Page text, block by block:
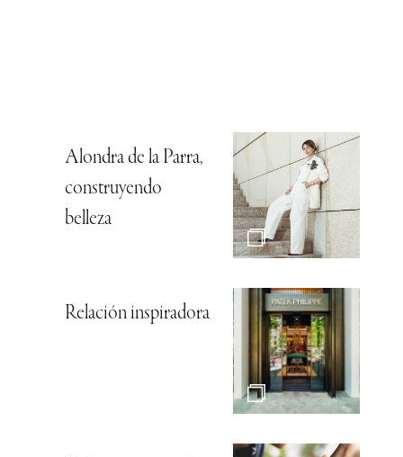
Alondra de la Parra,
construyendo
belleza
Relación inspiradora